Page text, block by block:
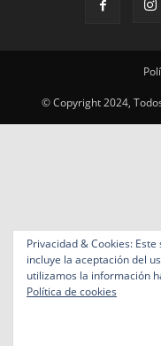
© Copyright 2024,
Privacidad & Cookies:
incluye la aceptación del
utilizamos la información
Política de cookies